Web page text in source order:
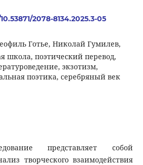
2078-8134.2025.3-05
Готье, Николай Гумилев,
школа, поэтический перевод,
экзотизм,
поэтика, серебряный век
представляет собой
творческого взаимодействия